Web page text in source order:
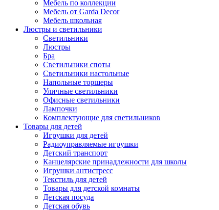
Мебель по коллекции
Мебель от Garda Decor
Мебель школьная
Люстры и светильники
Светильники
Люстры
Бра
Светильники споты
Светильники настольные
Напольные торшеры
Уличные светильники
Офисные светильники
Лампочки
Комплектующие для светильников
Товары для детей
Игрушки для детей
Радиоуправляемые игрушки
Детский транспорт
Канцелярские принадлежности для школы
Игрушки антистресс
Текстиль для детей
Товары для детской комнаты
Детская посуда
Детская обувь